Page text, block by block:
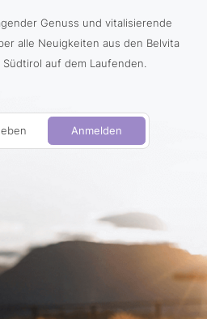
Genuss und vitalisierende
alle Neuigkeiten aus den Belvita
auf dem Laufenden.
Anmelden